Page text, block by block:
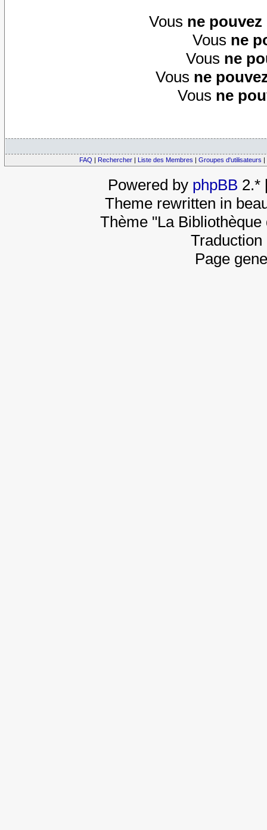
Vous ne pouvez
Vous ne
Vous ne
Vous ne
Vous ne
FAQ | Rechercher | Liste des Membres | Groupes d'utilisateurs |
Powered by phpBB 2.*
Theme rewritten in
Thème "La
Page